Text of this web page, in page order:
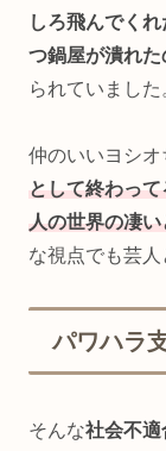
しろ飛んでく
つ鍋屋が潰れ
られていました
仲のいいヨシオ
として終わっ
人の世界の凄い
な視点でも芸人
パワハラ
そんな社会不適